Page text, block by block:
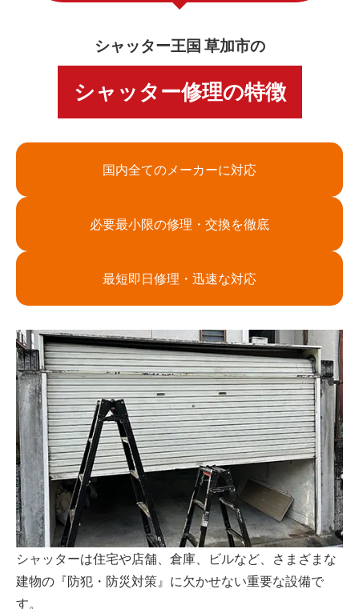
シャッター王国 草加市の
シャッター修理の特徴
国内全てのメーカーに対応
必要最小限の修理・交換を徹底
最短即日修理・迅速な対応
シャッターは住宅や店舗、倉庫、ビルなど、さまざまな
建物の『防犯・防災対策』に欠かせない重要な設備で
す。